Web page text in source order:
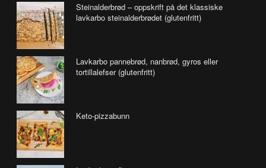
Steinalderbrød – oppskrift på det klassiske
lavkarbo steinalderbrødet (glutenfritt)
Lavkarbo pannebrød, nanbrød, gyros eller
tortillalefser (glutenfritt)
Keto-pizzabunn